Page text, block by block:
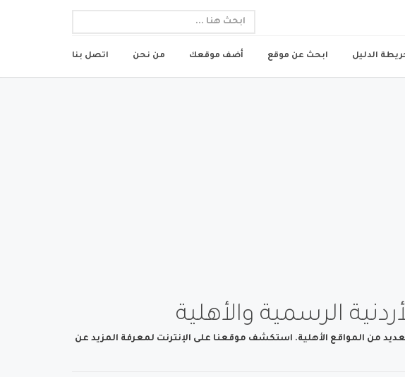
الدليل ابحث عن موقع أضف موقعك من نحن اتصل بنا
الرسمية والأهلية
من المواقع الأهلية. استكشف موقعنا على الإنترنت لمعرفة المزيد عن